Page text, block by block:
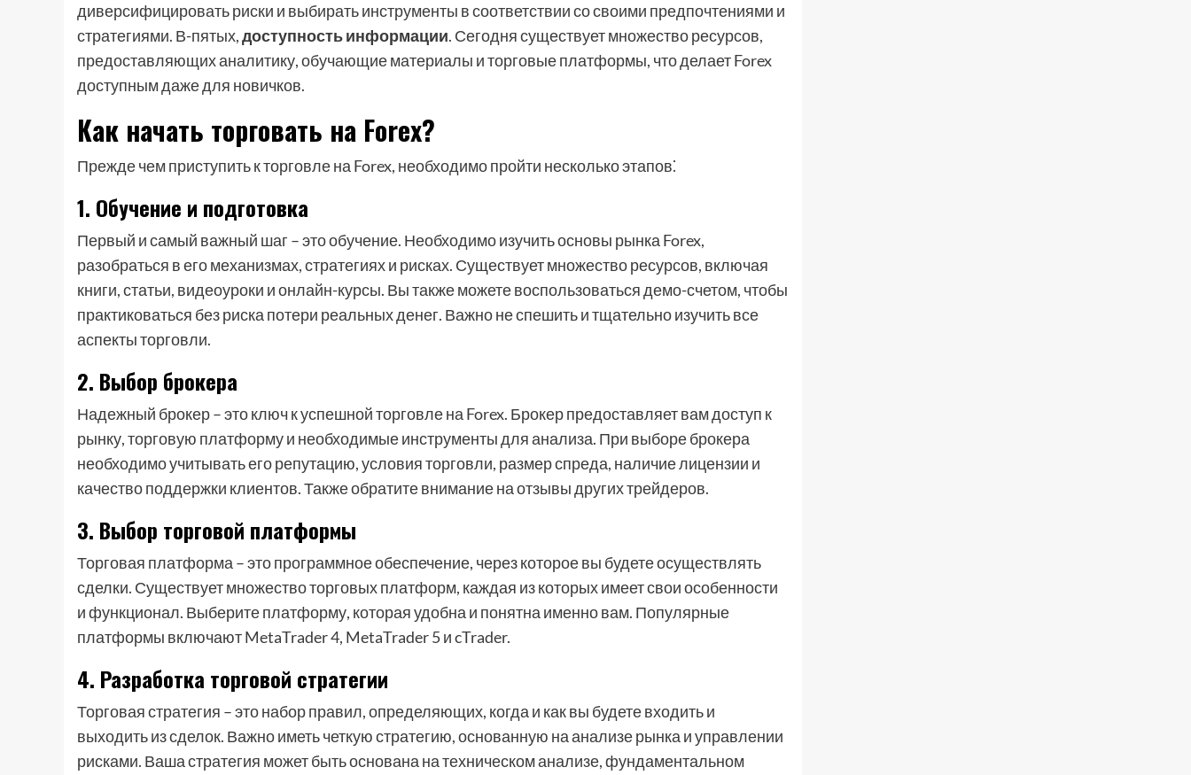
диверсифицировать риски и выбирать инструменты в соответствии со своими предпочтениями и
стратегиями. В-пятых,доступность информации. Сегодня существует множество ресурсов,
предоставляющих аналитику, обучающие материалы и торговые платформы, что делает Forex
доступным даже для новичков.
Как начать торговать на Forex?
Прежде чем приступить к торговле на Forex, необходимо пройти несколько этапов⁚
1. Обучение и подготовка
Первый и самый важный шаг – это обучение. Необходимо изучить основы рынка Forex,
разобраться в его механизмах, стратегиях и рисках. Существует множество ресурсов, включая
книги, статьи, видеоуроки и онлайн-курсы. Вы также можете воспользоваться демо-счетом, чтобы
практиковаться без риска потери реальных денег. Важно не спешить и тщательно изучить все
аспекты торговли.
2. Выбор брокера
Надежный брокер – это ключ к успешной торговле на Forex. Брокер предоставляет вам доступ к
рынку, торговую платформу и необходимые инструменты для анализа. При выборе брокера
необходимо учитывать его репутацию, условия торговли, размер спреда, наличие лицензии и
качество поддержки клиентов. Также обратите внимание на отзывы других трейдеров.
3. Выбор торговой платформы
Торговая платформа – это программное обеспечение, через которое вы будете осуществлять
сделки. Существует множество торговых платформ, каждая из которых имеет свои особенности
и функционал. Выберите платформу, которая удобна и понятна именно вам. Популярные
платформы включают MetaTrader 4, MetaTrader 5 и cTrader.
4. Разработка торговой стратегии
Торговая стратегия – это набор правил, определяющих, когда и как вы будете входить и
выходить из сделок. Важно иметь четкую стратегию, основанную на анализе рынка и управлении
рисками. Ваша стратегия может быть основана на техническом анализе, фундаментальном